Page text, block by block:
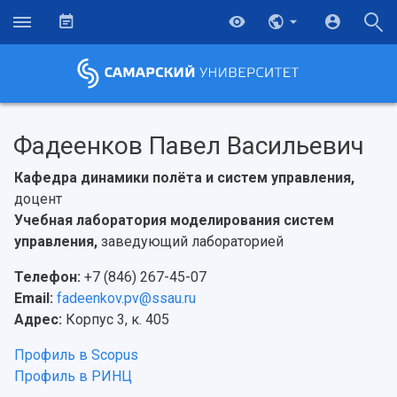
Фадеенков Павел Васильевич
Кафедра динамики полёта и систем управления,
доцент
Учебная лаборатория моделирования систем
управления, заведующий лабораторией
Телефон: +7 (846) 267-45-07
Email: fadeenkov.pv@ssau.ru
Адрес: Корпус 3, к. 405
Профиль в Scopus
Профиль в РИНЦ